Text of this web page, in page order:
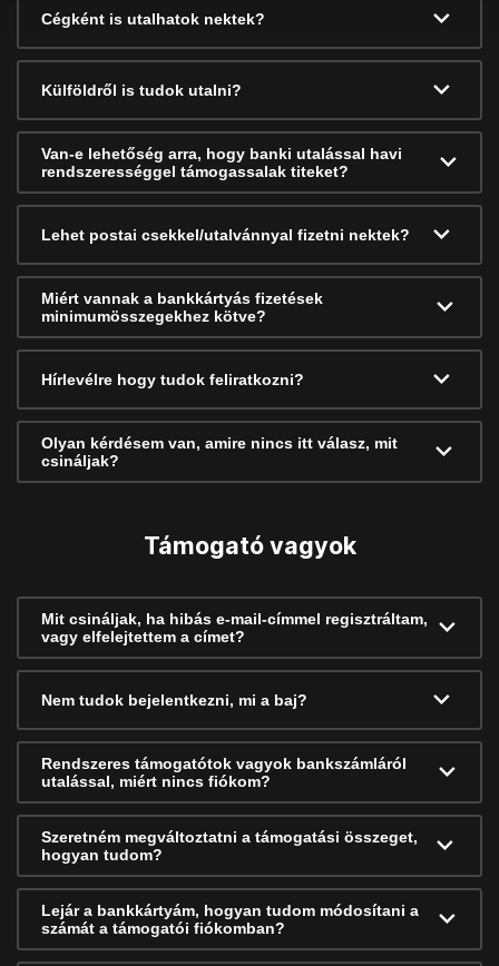
Cégként is utalhatok nektek?
Külföldről is tudok utalni?
Van-e lehetőség arra, hogy banki utalással havi
rendszerességgel támogassalak titeket?
Lehet postai csekkel/utalvánnyal fizetni nektek?
Miért vannak a bankkártyás fizetések
minimumösszegekhez kötve?
Hírlevélre hogy tudok feliratkozni?
Olyan kérdésem van, amire nincs itt válasz, mit
csináljak?
Támogató vagyok
Mit csináljak, ha hibás e-mail-címmel regisztráltam,
vagy elfelejtettem a címet?
Nem tudok bejelentkezni, mi a baj?
Rendszeres támogatótok vagyok bankszámláról
utalással, miért nincs fiókom?
Szeretném megváltoztatni a támogatási összeget,
hogyan tudom?
Lejár a bankkártyám, hogyan tudom módosítani a
számát a támogatói fiókomban?